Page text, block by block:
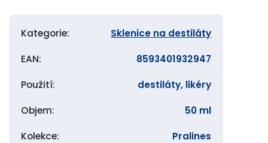
Kategorie: Sklenice na destiláty
EAN: 8593401932947
Použití: destiláty, likéry
Objem: 50 ml
Kolekce: Pralines